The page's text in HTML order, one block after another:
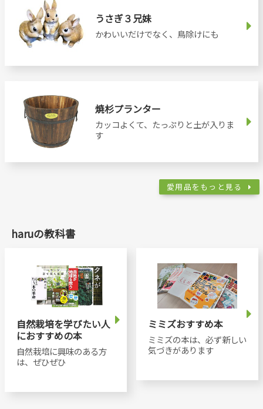
うさぎ３兄妹
かわいいだけでなく、鳥除けにも
焼杉プランター
カッコよくて、たっぷりと土が入りま
す
愛用品をもっと見る
haruの教科書
自然栽培を学びたい人
におすすめの本
自然栽培に興味のある方
は、ぜひぜひ
ミミズおすすめ本
ミミズの本は、必ず新しい
気づきがあります